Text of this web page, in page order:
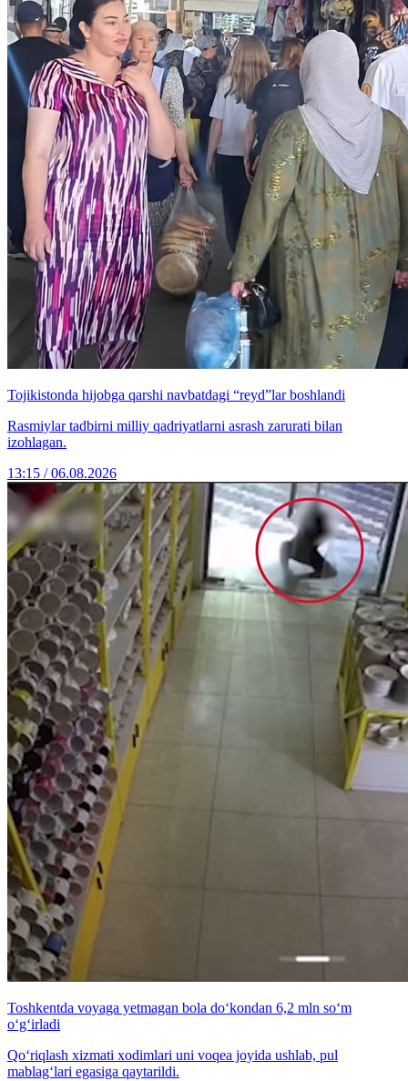
Tojikistonda hijobga qarshi navbatdagi “reyd”lar boshlandi
Rasmiylar tadbirni milliy qadriyatlarni asrash zarurati bilan
izohlagan.
13:15 / 06.08.2026
Toshkentda voyaga yetmagan bola do‘kondan 6,2 mln so‘m
o‘g‘irladi
Qo‘riqlash xizmati xodimlari uni voqea joyida ushlab, pul
mablag‘lari egasiga qaytarildi.